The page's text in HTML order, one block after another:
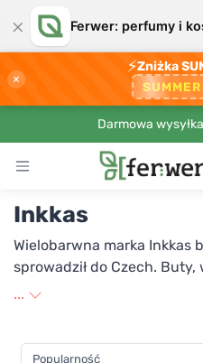
× Ferwer: perfumy i
×
⚡Zniżka
SUMMER
Darmowa
Inkkas
Wielobarwna marka Inkkas
sprowadził do Czech.
lokalnych materiałów
warunki dla tych, którzy
...